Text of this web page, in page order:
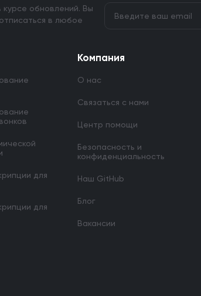
курсе обновлений. Вы
в любое
для
для
Компания
О нас
Связаться с нами
Центр помощи
Безопасность и
конфиденциальность
Наш GitHub
Блог
Вакансии